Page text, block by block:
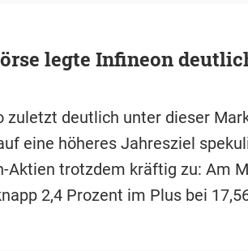
legte Infineon
zuletzt deutlich unter dieser
eine höheres Jahresziel
Aktien trotzdem kräftig zu: Am
2,4 Prozent im Plus bei